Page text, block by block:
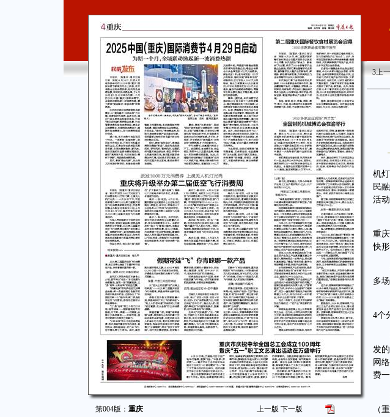
第004版： 重庆 上一版 下一版
3上
本
机
民
活动
为
重
快
李
多
亮
4个
亮
发
网
费一
亮
（